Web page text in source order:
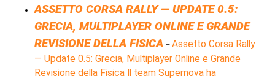
ASSETTO CORSA RALLY — UPDATE 0.5:
GRECIA, MULTIPLAYER ONLINE E GRANDE
REVISIONE DELLA FISICA – Assetto Corsa Rally
— Update 0.5: Grecia, Multiplayer Online e Grande
Revisione della Fisica Il team Supernova ha